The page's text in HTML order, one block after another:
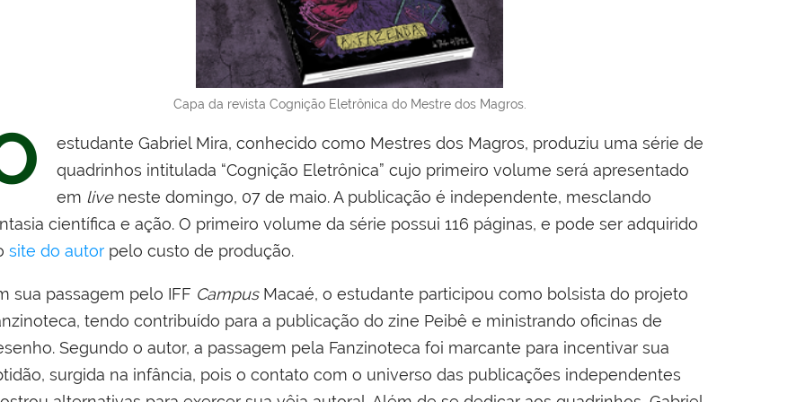
Capa da revista Cognição Eletrônica do Mestre dos Magros.
estudante Gabriel Mira, conhecido como Mestres dos Magros, produziu uma série de
quadrinhos intitulada “Cognição Eletrônica” cujo primeiro volume será apresentado
em liveneste domingo, 07 de maio. A publicação é independente, mesclando
científica e ação. O primeiro volume da série possui 116 páginas, e pode ser adquirido
site do autor pelo custo de produção.
sua passagem pelo IFF CampusMacaé, o estudante participou como bolsista do projeto
tendo contribuído para a publicação do zine Peibê e ministrando oficinas de
Segundo o autor, a passagem pela Fanzinoteca foi marcante para incentivar sua
surgida na infância, pois o contato com o universo das publicações independentes